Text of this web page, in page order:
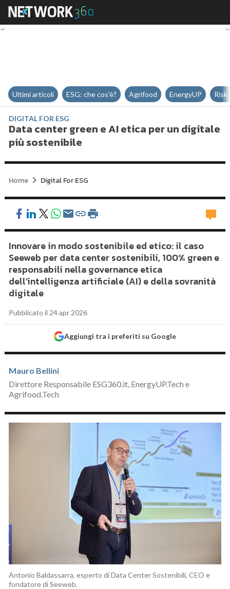
Data center green e AI etica
Ultimi articoli ESG: che cos'è? Agrifood EnergyUP Risk
DIGITAL FOR ESG
Data center green e AI etica per un digitale
più sostenibile
Home Digital For ESG
Innovare in modo sostenibile ed etico: il caso
Seeweb per data center sostenibili, 100% green e
responsabili nella governance etica
dell’intelligenza artificiale (AI) e della sovranità
digitale
Pubblicato il 24 apr 2026
Aggiungi tra i preferiti su Google
Mauro Bellini
Direttore Responsabile ESG360.it, EnergyUP.Tech e
Agrifood.Tech
Antonio Baldassarra, esperto di Data Center Sostenibili, CEO e
fondatore di Seeweb.